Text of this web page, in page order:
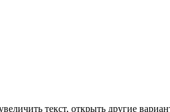
текст, открыть другие